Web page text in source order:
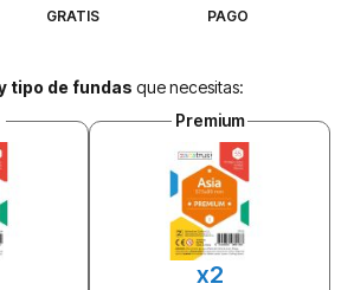
GRATIS PAGO
tipo de fundas que necesitas:
Premium
x2